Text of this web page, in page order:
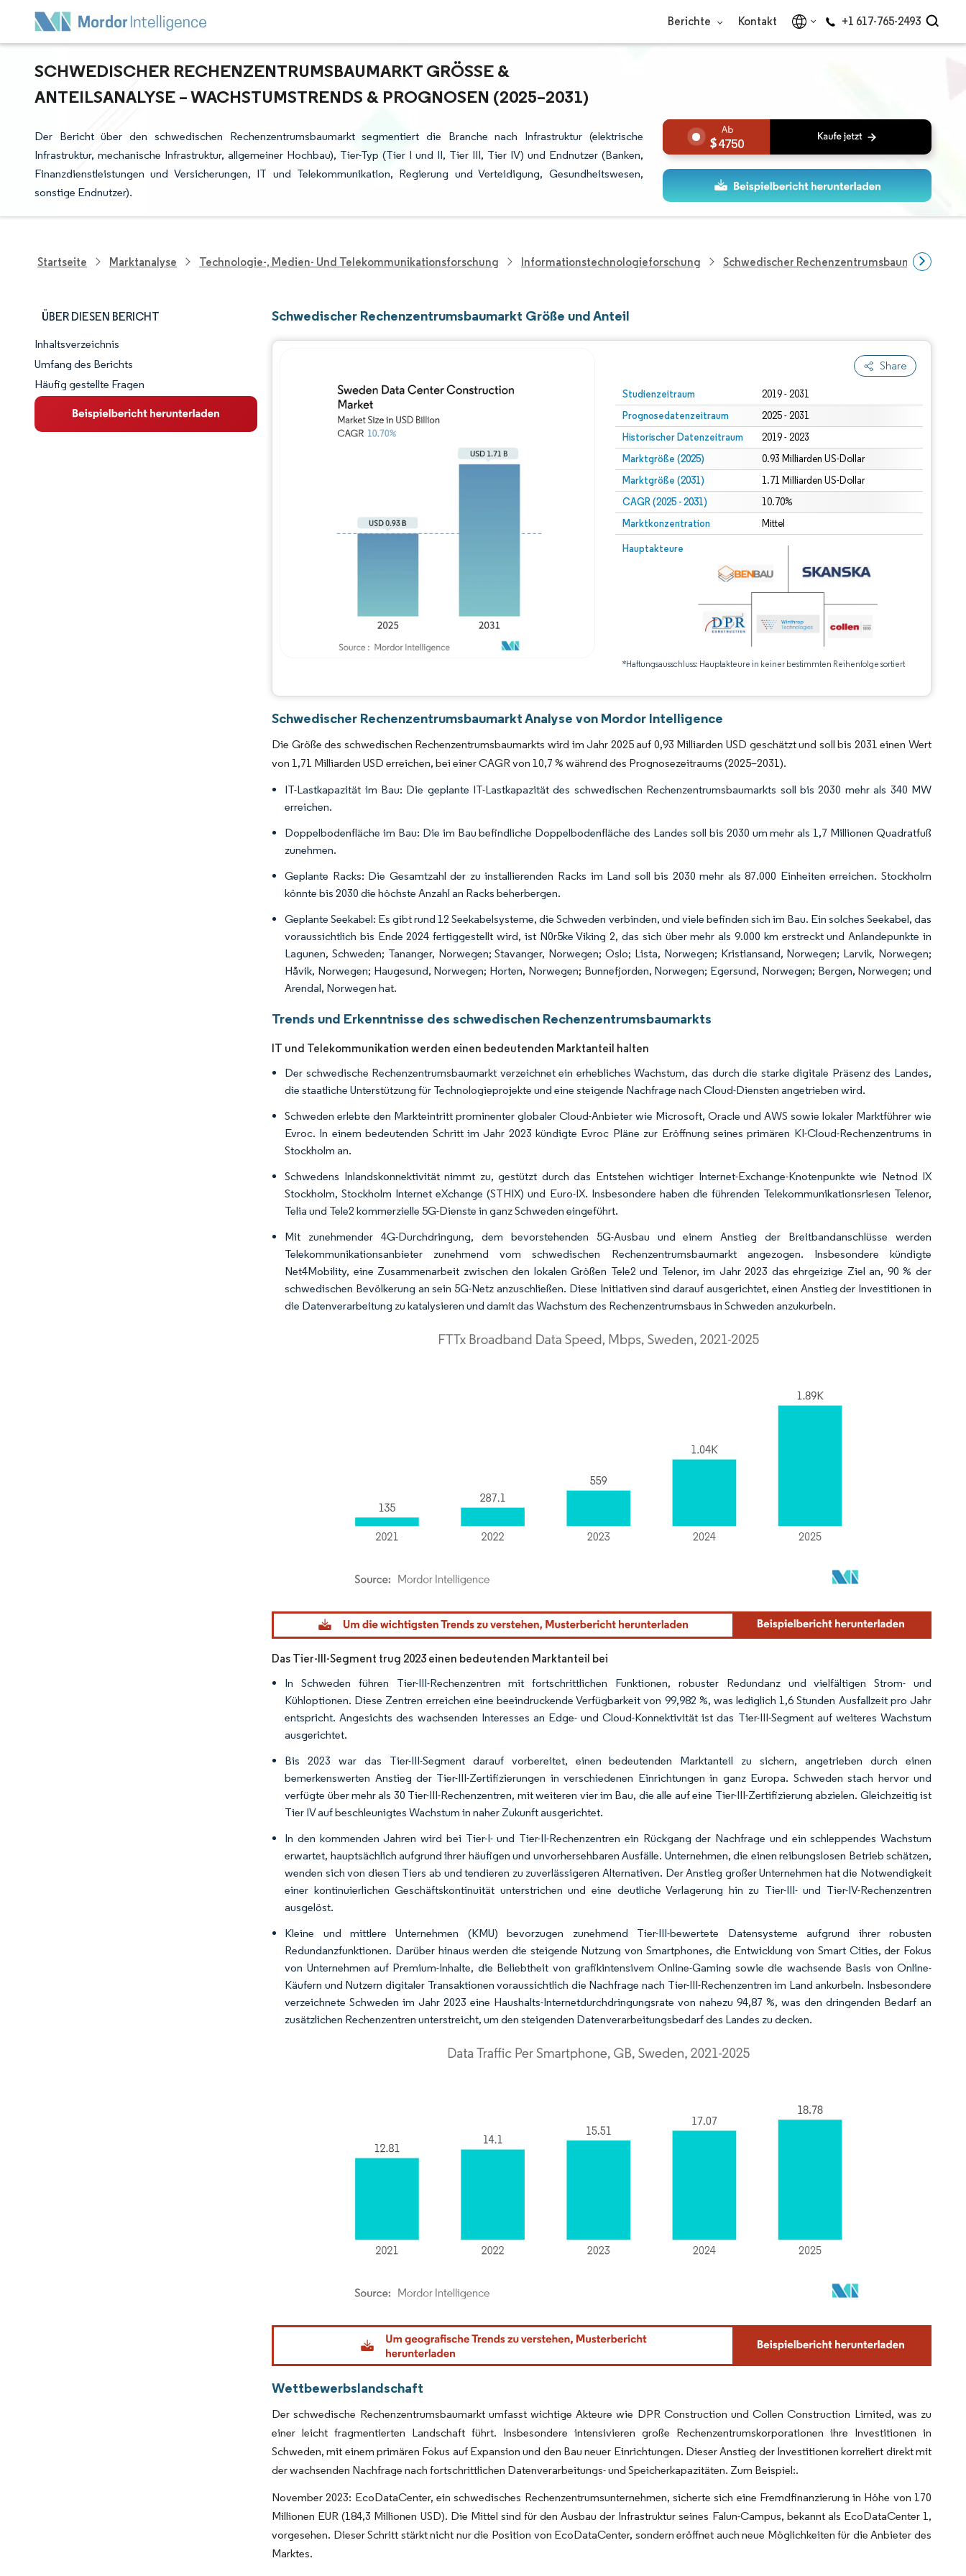
Berichte Kontakt +1 617-765-2493
SCHWEDISCHER RECHENZENTRUMSBAUMARKT GRÖSSE & A
NTEILSANALYSE – WACHSTUMSTRENDS & PROGNOSEN (2025–2031)
Der Bericht über den schwedischen Rechenzentrumsbaumarkt segmentiert die Branche nach Infrastruktur (elektrische
Infrastruktur, mechanische Infrastruktur, allgemeiner Hochbau), Tier-Typ (Tier I und II, Tier III, Tier IV) und Endnutzer (Banken,
Finanzdienstleistungen und Versicherungen, IT und Telekommunikation, Regierung und Verteidigung, Gesundheitswesen,
sonstige Endnutzer).
4750
Startseite Marktanalyse Technologie-, Medien- Und Telekommunikationsforschung Informationstechnologieforschung Schwedischer Rechenzentrumsbaumarkt
ÜBER DIESEN BERICHT
Marktschnappschuss
Marktübersicht
Wichtige Markttrends
Inhaltsverzeichnis
Umfang des Berichts
Häufig gestellte Fragen
Schwedischer Rechenzentrumsbaumarkt Größe und Anteil
Share
Studienzeitraum 2019 - 2031
Prognosedatenzeitraum 2025 - 2031
Historischer Datenzeitraum 2019 - 2023
Marktgröße (2025) 0.93 Milliarden US-Dollar
Marktgröße (2031) 1.71 Milliarden US-Dollar
CAGR (2025 - 2031) 10.70%
Marktkonzentration Mittel
Hauptakteure
*Haftungsausschluss: Hauptakteure in keiner bestimmten Reihenfolge sortiert
Bild © Mordor Intelligence. Wiederverwendung erfordert Namensnennung gemäß CC BY 4.0.
Schwedischer Rechenzentrumsbaumarkt Analyse von Mordor Intelligence
Die Größe des schwedischen Rechenzentrumsbaumarkts wird im Jahr 2025 auf 0,93 Milliarden USD geschätzt und soll bis 2031 einen Wert
von 1,71 Milliarden USD erreichen, bei einer CAGR von 10,7 % während des Prognosezeitraums (2025–2031).
IT-Lastkapazität im Bau: Die geplante IT-Lastkapazität des schwedischen Rechenzentrumsbaumarkts soll bis 2030 mehr als 340 MW
erreichen.
Doppelbodenfläche im Bau: Die im Bau befindliche Doppelbodenfläche des Landes soll bis 2030 um mehr als 1,7 Millionen Quadratfuß
zunehmen.
Geplante Racks: Die Gesamtzahl der zu installierenden Racks im Land soll bis 2030 mehr als 87.000 Einheiten erreichen. Stockholm
könnte bis 2030 die höchste Anzahl an Racks beherbergen.
Geplante Seekabel: Es gibt rund 12 Seekabelsysteme, die Schweden verbinden, und viele befinden sich im Bau. Ein solches Seekabel, das
voraussichtlich bis Ende 2024 fertiggestellt wird, ist N0r5ke Viking 2, das sich über mehr als 9.000 km erstreckt und Anlandepunkte in
Lagunen, Schweden; Tananger, Norwegen; Stavanger, Norwegen; Oslo; Lista, Norwegen; Kristiansand, Norwegen; Larvik, Norwegen;
Håvik, Norwegen; Haugesund, Norwegen; Horten, Norwegen; Bunnefjorden, Norwegen; Egersund, Norwegen; Bergen, Norwegen; und
Arendal, Norwegen hat.
Trends und Erkenntnisse des schwedischen Rechenzentrumsbaumarkts
IT und Telekommunikation werden einen bedeutenden Marktanteil halten
Der schwedische Rechenzentrumsbaumarkt verzeichnet ein erhebliches Wachstum, das durch die starke digitale Präsenz des Landes,
die staatliche Unterstützung für Technologieprojekte und eine steigende Nachfrage nach Cloud-Diensten angetrieben wird.
Schweden erlebte den Markteintritt prominenter globaler Cloud-Anbieter wie Microsoft, Oracle und AWS sowie lokaler Marktführer wie
Evroc. In einem bedeutenden Schritt im Jahr 2023 kündigte Evroc Pläne zur Eröffnung seines primären KI-Cloud-Rechenzentrums in
Stockholm an.
Schwedens Inlandskonnektivität nimmt zu, gestützt durch das Entstehen wichtiger Internet-Exchange-Knotenpunkte wie Netnod IX
Stockholm, Stockholm Internet eXchange (STHIX) und Euro-IX. Insbesondere haben die führenden Telekommunikationsriesen Telenor,
Telia und Tele2 kommerzielle 5G-Dienste in ganz Schweden eingeführt.
Mit zunehmender 4G-Durchdringung, dem bevorstehenden 5G-Ausbau und einem Anstieg der Breitbandanschlüsse werden
Telekommunikationsanbieter zunehmend vom schwedischen Rechenzentrumsbaumarkt angezogen. Insbesondere kündigte
Net4Mobility, eine Zusammenarbeit zwischen den lokalen Größen Tele2 und Telenor, im Jahr 2023 das ehrgeizige Ziel an, 90 % der
schwedischen Bevölkerung an sein 5G-Netz anzuschließen. Diese Initiativen sind darauf ausgerichtet, einen Anstieg der Investitionen in
die Datenverarbeitung zu katalysieren und damit das Wachstum des Rechenzentrumsbaus in Schweden anzukurbeln.
Bild © Mordor Intelligence. Wiederverwendung erfordert Namensnennung gemäß CC BY 4.0.
Das Tier-III-Segment trug 2023 einen bedeutenden Marktanteil bei
In Schweden führen Tier-III-Rechenzentren mit fortschrittlichen Funktionen, robuster Redundanz und vielfältigen Strom- und
Kühloptionen. Diese Zentren erreichen eine beeindruckende Verfügbarkeit von 99,982 %, was lediglich 1,6 Stunden Ausfallzeit pro Jahr
entspricht. Angesichts des wachsenden Interesses an Edge- und Cloud-Konnektivität ist das Tier-III-Segment auf weiteres Wachstum
ausgerichtet.
Bis 2023 war das Tier-III-Segment darauf vorbereitet, einen bedeutenden Marktanteil zu sichern, angetrieben durch einen
bemerkenswerten Anstieg der Tier-III-Zertifizierungen in verschiedenen Einrichtungen in ganz Europa. Schweden stach hervor und
verfügte über mehr als 30 Tier-III-Rechenzentren, mit weiteren vier im Bau, die alle auf eine Tier-III-Zertifizierung abzielen. Gleichzeitig ist
Tier IV auf beschleunigtes Wachstum in naher Zukunft ausgerichtet.
In den kommenden Jahren wird bei Tier-I- und Tier-II-Rechenzentren ein Rückgang der Nachfrage und ein schleppendes Wachstum
erwartet, hauptsächlich aufgrund ihrer häufigen und unvorhersehbaren Ausfälle. Unternehmen, die einen reibungslosen Betrieb schätzen,
wenden sich von diesen Tiers ab und tendieren zu zuverlässigeren Alternativen. Der Anstieg großer Unternehmen hat die Notwendigkeit
einer kontinuierlichen Geschäftskontinuität unterstrichen und eine deutliche Verlagerung hin zu Tier-III- und Tier-IV-Rechenzentren
ausgelöst.
Kleine und mittlere Unternehmen (KMU) bevorzugen zunehmend Tier-III-bewertete Datensysteme aufgrund ihrer robusten
Redundanzfunktionen. Darüber hinaus werden die steigende Nutzung von Smartphones, die Entwicklung von Smart Cities, der Fokus
von Unternehmen auf Premium-Inhalte, die Beliebtheit von grafikintensivem Online-Gaming sowie die wachsende Basis von Online-
Käufern und Nutzern digitaler Transaktionen voraussichtlich die Nachfrage nach Tier-III-Rechenzentren im Land ankurbeln. Insbesondere
verzeichnete Schweden im Jahr 2023 eine Haushalts-Internetdurchdringungsrate von nahezu 94,87 %, was den dringenden Bedarf an
zusätzlichen Rechenzentren unterstreicht, um den steigenden Datenverarbeitungsbedarf des Landes zu decken.
Bild © Mordor Intelligence. Wiederverwendung erfordert Namensnennung gemäß CC BY 4.0.
Wettbewerbslandschaft
Der schwedische Rechenzentrumsbaumarkt umfasst wichtige Akteure wie DPR Construction und Collen Construction Limited, was zu
einer leicht fragmentierten Landschaft führt. Insbesondere intensivieren große Rechenzentrumskorporationen ihre Investitionen in
Schweden, mit einem primären Fokus auf Expansion und den Bau neuer Einrichtungen. Dieser Anstieg der Investitionen korreliert direkt mit
der wachsenden Nachfrage nach fortschrittlichen Datenverarbeitungs- und Speicherkapazitäten. Zum Beispiel:.
November 2023: EcoDataCenter, ein schwedisches Rechenzentrumsunternehmen, sicherte sich eine Fremdfinanzierung in Höhe von 170
Millionen EUR (184,3 Millionen USD). Die Mittel sind für den Ausbau der Infrastruktur seines Falun-Campus, bekannt als EcoDataCenter 1,
vorgesehen. Dieser Schritt stärkt nicht nur die Position von EcoDataCenter, sondern eröffnet auch neue Möglichkeiten für die Anbieter des
Marktes.